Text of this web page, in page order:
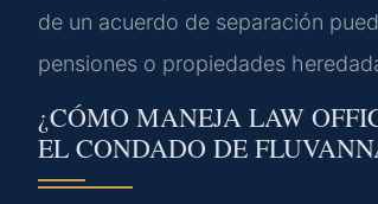
de un acuerdo de separación
pensiones o propiedades
¿CÓMO MANEJA LAW
EL CONDADO DE